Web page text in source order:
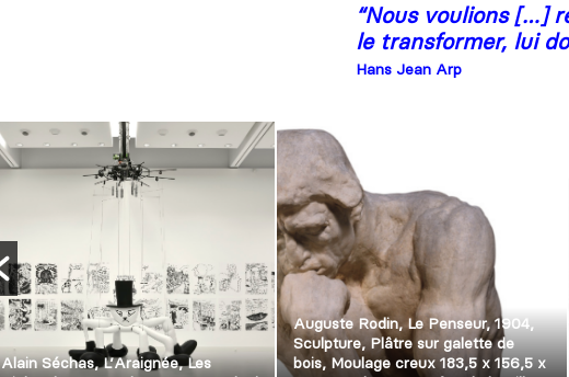
“Nous voulions […]
le transformer, lui
Hans Jean Arp
Alain Séchas, L’Araignée, Les
Auguste Rodin, Le Penseur, 1904,
Sculpture, Plâtre sur galette de
bois, Moulage creux 183,5 x 156,5 x